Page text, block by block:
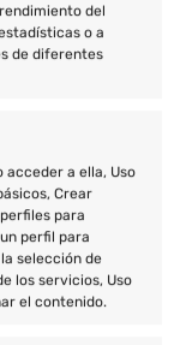
del
o a
de diferentes
a ella, Uso
Crear
para
perfil para
selección de
los servicios, Uso
el contenido.